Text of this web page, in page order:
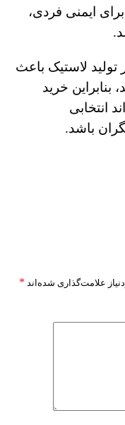
ایمنی فردی،
تولید لاستیک باعث
بنابراین خرید
انتخابی
باشد.
علامت‌گذاری شده‌اند *